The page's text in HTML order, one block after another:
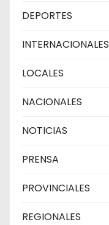
DEPORTES
INTERNACIONALES
LOCALES
NACIONALES
NOTICIAS
PRENSA
PROVINCIALES
REGIONALES